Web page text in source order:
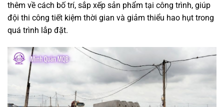
thêm về cách bố trí, sắp xếp sản phẩm tại công trình, giúp
đội thi công tiết kiệm thời gian và giảm thiểu hao hụt trong
quá trình lắp đặt.